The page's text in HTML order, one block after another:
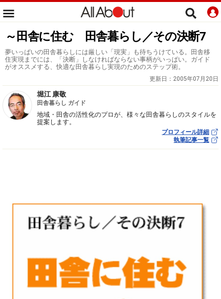
～田舎に住む 田舎暮らし／その決断7
夢いっぱいの田舎暮らしには厳しい「現実」も待ちうけている。田舎移
住実現までには、「決断」しなければならない事柄がいっぱい。ガイド
がオススメする、快適な田舎暮らし実現のためのステップ術。
更新日： 2005年07月20日
堀江 康敬
田舎暮らし ガイド
地域・田舎の活性化のプロが、様々な田舎暮らしのスタイルを
提案します。
プロフィール詳細
執筆記事一覧